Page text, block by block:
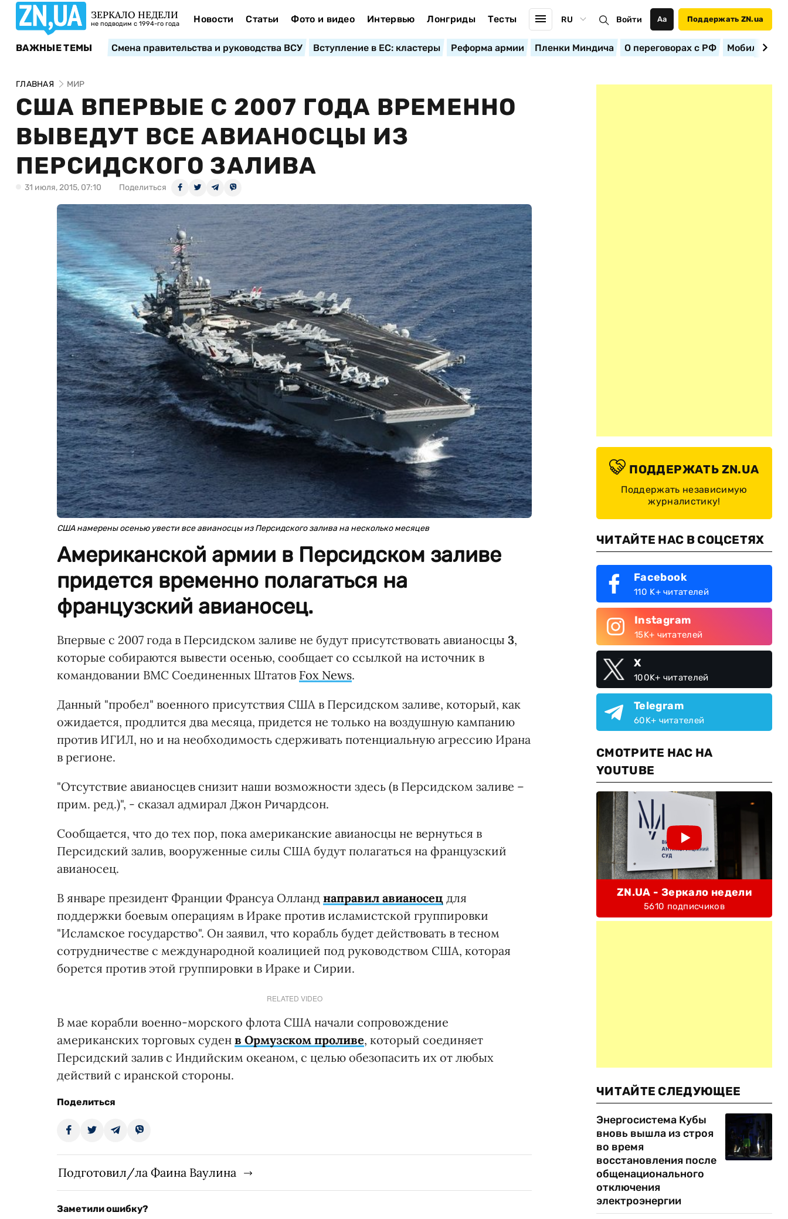
ЗЕРКАЛО НЕДЕЛИ
не подводим с 1994-го года Новости Статьи Фото и видео Интервью Лонгриды Тесты RU Войти Аа Поддержать ZN.ua
ВАЖНЫЕ ТЕМЫ Смена правительства и руководства ВСУ Вступление в ЕС: кластеры Реформа армии Пленки Миндича О переговорах с РФ
ГЛАВНАЯ МИР
США ВПЕРВЫЕ С 2007 ГОДА ВРЕМЕННО
ВЫВЕДУТ ВСЕ АВИАНОСЦЫ ИЗ
ПЕРСИДСКОГО ЗАЛИВА
31 июля, 2015, 07:10 Поделиться
США намерены осенью увести все авианосцы из Персидского залива на несколько месяцев
Американской армии в Персидском заливе
придется временно полагаться на
французский авианосец.
Впервые с 2007 года в Персидском заливе не будут присутствовать авианосцы 3,
которые собираются вывести осенью, сообщает со ссылкой на источник в
командовании ВМС Соединенных Штатов Fox News.
Данный "пробел" военного присутствия США в Персидском заливе, который, как
ожидается, продлится два месяца, придется не только на воздушную кампанию
против ИГИЛ, но и на необходимость сдерживать потенциальную агрессию Ирана
в регионе.
"Отсутствие авианосцев снизит наши возможности здесь (в Персидском заливе –
прим. ред.)", - сказал адмирал Джон Ричардсон.
Сообщается, что до тех пор, пока американские авианосцы не вернуться в
Персидский залив, вооруженные силы США будут полагаться на французский
авианосец.
В январе президент Франции Франсуа Олланд направил авианосец для
поддержки боевым операциям в Ираке против исламистской группировки
"Исламское государство". Он заявил, что корабль будет действовать в тесном
сотрудничестве с международной коалицией под руководством США, которая
борется против этой группировки в Ираке и Сирии.
RELATED VIDEO
В мае корабли военно-морского флота США начали сопровождение
американских торговых суден в Ормузском проливе, который соединяет
Персидский залив с Индийским океаном, с целью обезопасить их от любых
действий с иранской стороны.
Поделиться
Подготовил/ла Фаина Ваулина
Заметили ошибку?
ПОДДЕРЖАТЬ ZN.UA
Поддержать независимую
журналистику!
ЧИТАЙТЕ НАС В СОЦСЕТЯХ
Facebook
110 K+ читателей
Instagram
15K+ читателей
X
100K+ читателей
Telegram
60K+ читателей
СМОТРИТЕ НАС НА
YOUTUBE
ZN.UA - Зеркало недели
5610 подписчиков
ЧИТАЙТЕ СЛЕДУЮЩЕЕ
Энергосистема Кубы
вновь вышла из строя
во время
восстановления после
общенационального
отключения
электроэнергии